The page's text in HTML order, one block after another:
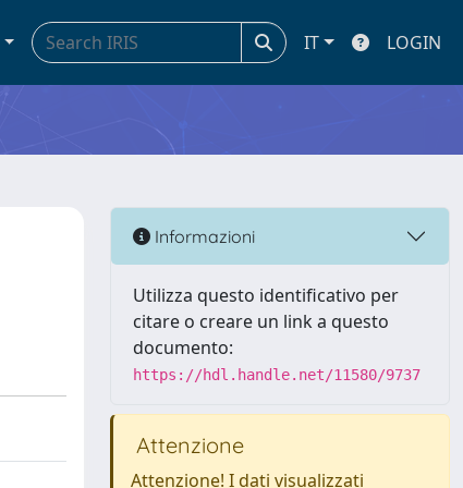
IT LOGIN
Informazioni
Utilizza questo identificativo per
citare o creare un link a questo
documento:
https://hdl.handle.net/11580/9737
Attenzione
Attenzione! I dati visualizzati